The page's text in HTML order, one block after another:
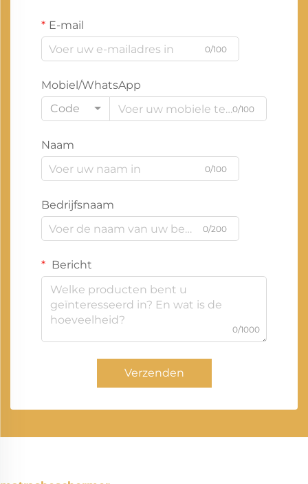
E-mail
0/100
Mobiel/WhatsApp
Code
0/100
Naam
0/100
Bedrijfsnaam
0/200
Bericht
0/1000
Verzenden